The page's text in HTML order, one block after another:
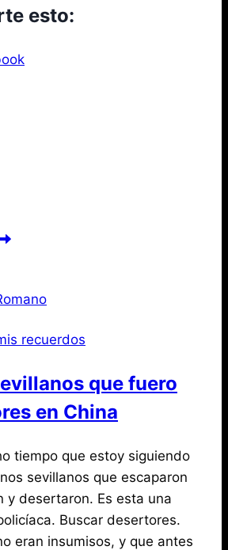
esto:
recuerdos
que fuero
en China
tiempo que estoy siguiendo
sevillanos que escaparon
y desertaron. Es esta una
Buscar desertores.
eran insumisos, y que antes